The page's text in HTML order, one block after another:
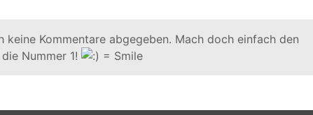
keine Kommentare abgegeben. Mach doch einfach den
Nummer 1!